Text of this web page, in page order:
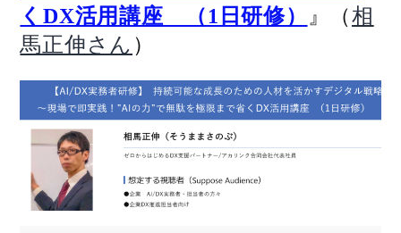
くDX活用講座 （1日研修）
』（相
馬正伸さん ）